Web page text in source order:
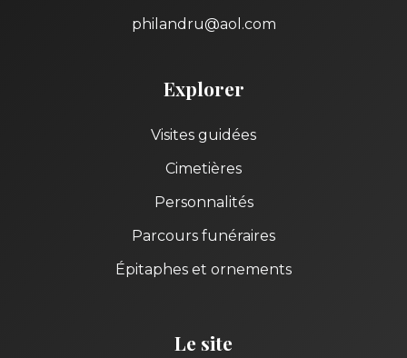
philandru@aol.com
Explorer
Visites guidées
Cimetières
Personnalités
Parcours funéraires
Épitaphes et ornements
Le site